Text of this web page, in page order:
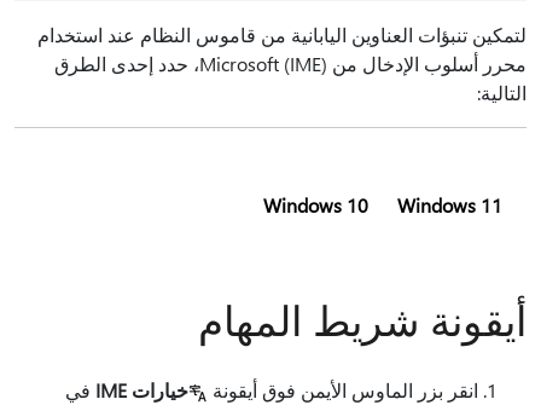
لتمكين تنبؤات العناوين اليابانية من قاموس النظام عند استخدام
محرر أسلوب الإدخال من Microsoft (IME)، حدد إحدى الطرق
التالية:
Windows 11
Windows 10
أيقونة شريط المهام
انقر بزر الماوس الأيمن فوق أيقونة خيارات IME
في